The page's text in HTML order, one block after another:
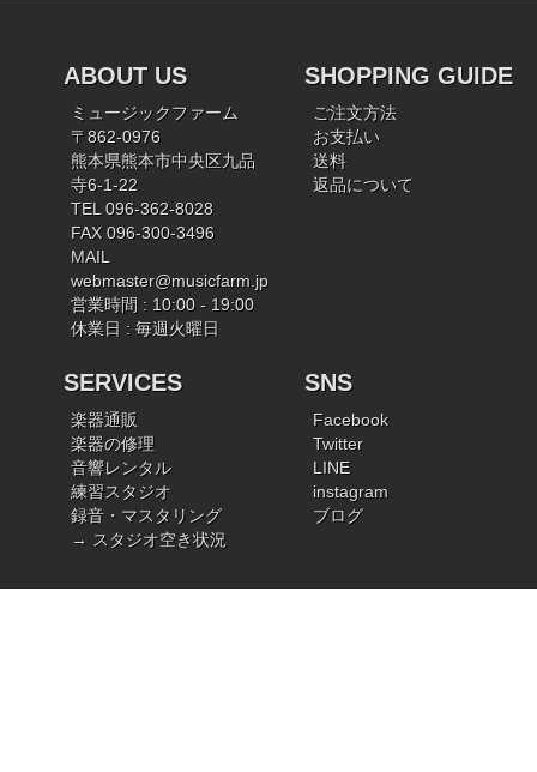
ABOUT US
ミュージックファーム
〒862-0976
熊本県熊本市中央区九品
寺6-1-22
TEL 096-362-8028
FAX 096-300-3496
MAIL
webmaster@musicfarm.jp
営業時間 : 10:00 - 19:00
休業日 : 毎週火曜日
SHOPPING GUIDE
ご注文方法
お支払い
送料
返品について
SERVICES
楽器通販
楽器の修理
音響レンタル
練習スタジオ
録音・マスタリング
→ スタジオ空き状況
SNS
Facebook
Twitter
LINE
instagram
ブログ